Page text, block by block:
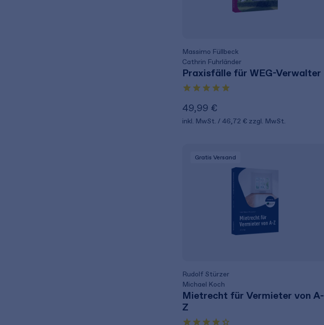
Massimo Füllbeck
Cathrin Fuhrländer
Praxisfälle für WEG-Verwalter
49,99 €
inkl. MwSt. 46,72 € zzgl. MwSt.
Gratis Versand
Rudolf Stürzer
Michael Koch
Mietrecht für Vermieter von A-
Z